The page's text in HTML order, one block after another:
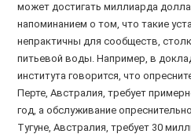
может достигать миллиарда
напоминанием о том, что такие
непрактичны для сообществ,
питьевой воды. Например, в
института говорится, что
Перте, Австралия, требует
год, а обслуживание
Тугуне, Австралия, требует 30